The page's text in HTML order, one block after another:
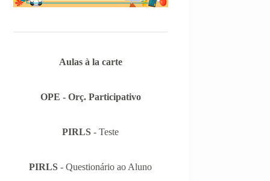
Aulas à la carte
OPE - Orç. Participativo
PIRLS - Teste
PIRLS - Questionário ao Aluno